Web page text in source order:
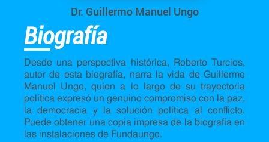
Dr. Guillermo Manuel Ungo
Biografía
Desde una perspectiva histórica, Roberto Turcios,
autor de esta biografía, narra la vida de Guillermo
Manuel Ungo, quien a lo largo de su trayectoria
política expresó un genuino compromiso con la paz,
la democracia y la solución política al conflicto.
Puede obtener una copia impresa de la biografía en
las instalaciones de Fundaungo.